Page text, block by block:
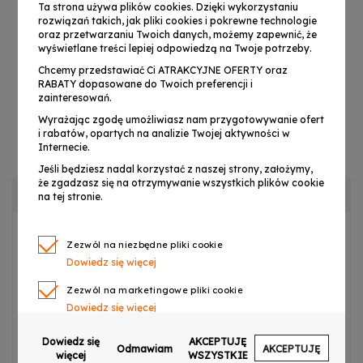
OPIS PRODUKTU
DNA STAGE VOCAL SETto wysokiej jakości
bezprzewodowy system mikrofonowy
technologii cyfrowej. Zestaw składa się z
orazdwóch mikrofonów
weselach, w klubach z karaoke, a także w
mobilnej pracy
DNA VM - DUAL
HEAD SET
mikrofon
bezprzewodowy
2x nadajnik
nagłowny 2x
bodypack
odbiornik
podwójny zestaw
UHF 518-542
MHz
579,99 zł
DNA VM - DUAL
VOCAL HEAD
SET mikrofon
bezprzewodowy
nadajnik
nagłowny
podwójny zestaw
UHF 518-542
599,00 zł
Ta strona używa plików cookies. Dzięki wykorzystaniu
rozwiązań takich, jak pliki cookies i pokrewne technologie
oraz przetwarzaniu Twoich danych, możemy zapewnić, że
wyświetlane treści lepiej odpowiedzą na Twoje potrzeby.
Chcemy przedstawiać Ci ATRAKCYJNE OFERTY oraz
RABATY dopasowane do Twoich preferencji i
zainteresowań.
Wyrażając zgodę umożliwiasz nam przygotowywanie ofert
i rabatów, opartych na analizie Twojej aktywności w
Internecie.
Jeśli będziesz nadal korzystać z naszej strony, założymy,
że zgadzasz się na otrzymywanie wszystkich plików cookie
na tej stronie.
Zezwól na niezbędne pliki cookie
Dowiedz się więcej
Zezwól na marketingowe pliki cookie
Dowiedz się więcej
Zezwól na pliki cookie dotyczące preferencji
Dowiedz się więcej
Dowiedz się
więcej
Odmawiam
AKCEPTUJĘ
WSZYSTKIE
AKCEPTUJĘ